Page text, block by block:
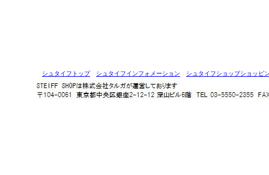
シュタイフトップ シュタイフインフォメーション シュタイフショップショッピ